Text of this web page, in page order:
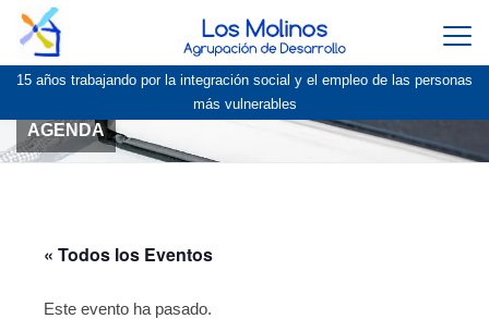
15 años trabajando por la integración social y el empleo de las personas
más vulnerables
AGENDA
« Todos los Eventos
Este evento ha pasado.